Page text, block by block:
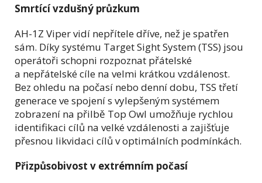
Smrtící vzdušný průzkum
AH-1Z Viper vidí nepřítele dříve, než je spatřen
sám. Díky systému Target Sight System (TSS) jsou
operátoři schopni rozpoznat přátelské
a nepřátelské cíle na velmi krátkou vzdálenost.
Bez ohledu na počasí nebo denní dobu, TSS třetí
generace ve spojení s vylepšeným systémem
zobrazení na přilbě Top Owl umožňuje rychlou
identifikaci cílů na velké vzdálenosti a zajišťuje
přesnou likvidaci cílů v optimálních podmínkách.
Přizpůsobivost v extrémním počasí